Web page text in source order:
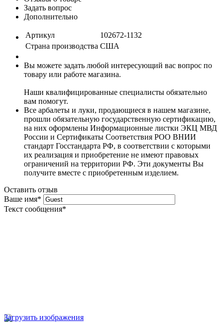
Задать вопрос
Дополнительно
Артикул
102672-1132
Страна производства США
Вы можете задать любой интересующий вас вопрос по
товару или работе магазина.
Наши квалифицированные специалисты обязательно
вам помогут.
Все арбалеты и луки, продающиеся в нашем магазине,
прошли обязательную государственную сертификацию,
на них оформлены Информационные листки ЭКЦ МВД
России и Сертификаты Соответствия РОО ВНИИ
стандарт Госстандарта РФ, в соответствии с которыми
их реализация и приобретение не имеют правовых
ограничений на территории РФ. Эти документы Вы
получите вместе с приобретенным изделием.
Оставить отзыв
Ваше имя*
Текст сообщения*
Загрузить изображения